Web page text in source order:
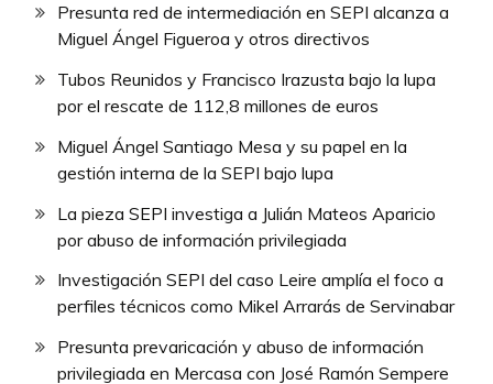
Presunta red de intermediación en SEPI alcanza a
Miguel Ángel Figueroa y otros directivos
Tubos Reunidos y Francisco Irazusta bajo la lupa
por el rescate de 112,8 millones de euros
Miguel Ángel Santiago Mesa y su papel en la
gestión interna de la SEPI bajo lupa
La pieza SEPI investiga a Julián Mateos Aparicio
por abuso de información privilegiada
Investigación SEPI del caso Leire amplía el foco a
perfiles técnicos como Mikel Arrarás de Servinabar
Presunta prevaricación y abuso de información
privilegiada en Mercasa con José Ramón Sempere